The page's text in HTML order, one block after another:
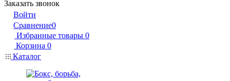
Заказать звонок
Войти
Сравнение0
Избранные товары 0
Корзина 0
Каталог